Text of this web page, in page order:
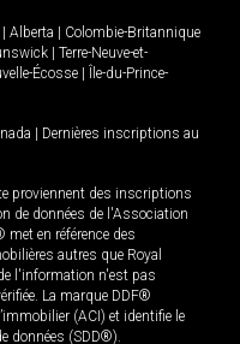
Alberta
Colombie-Britannique
Terre-Neuve-et-
Écosse
Île-du-Prince-
Dernières inscriptions au
proviennent des inscriptions
de données de l'Association
en référence des
autres que Royal
l'information n'est pas
La marque DDF®
(ACI) et identifie le
données (SDD®).